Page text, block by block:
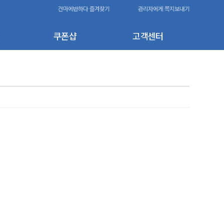
쿠폰샵 고객센터
건마에반하다 즐겨찾기 관리자에게 쪽지보내기